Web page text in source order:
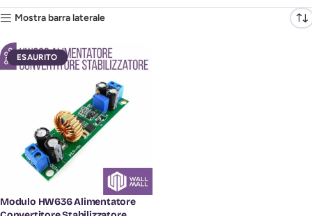
Mostra barra laterale
ESAURITO
Modulo HW636 Alimentatore